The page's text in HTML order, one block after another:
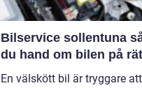
Bilservice sollentuna så tar
du hand om bilen på
En välskött bil är tryggare